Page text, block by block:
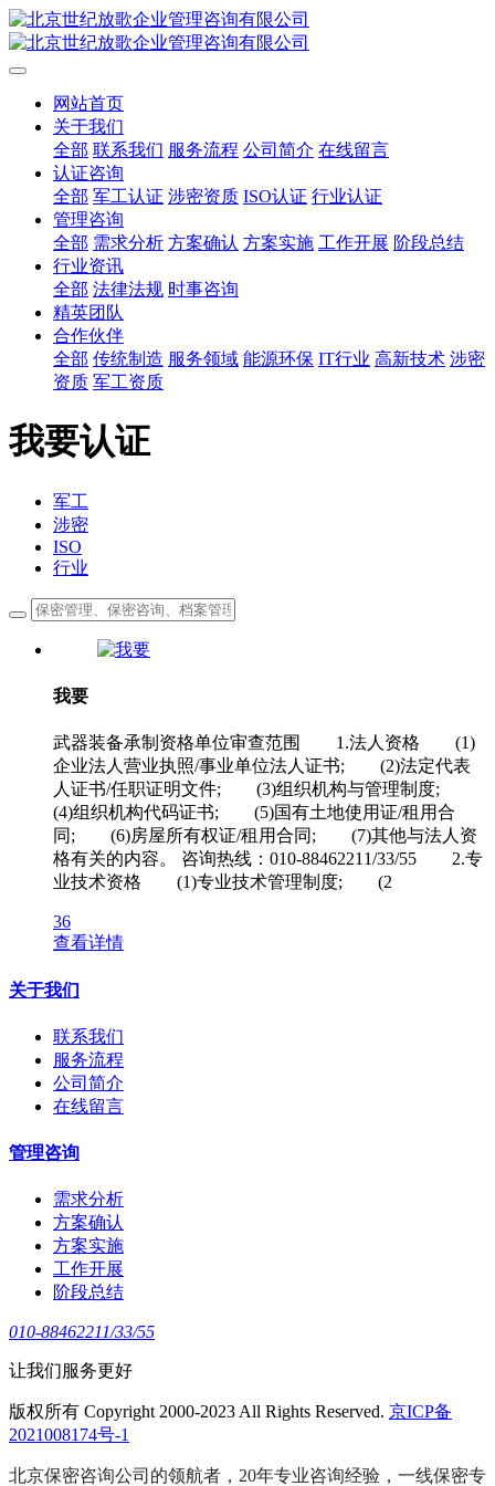
网站首页
关于我们
全部 联系我们 服务流程 公司简介 在线留言
认证咨询
全部 军工认证 涉密资质 ISO认证 行业认证
管理咨询
全部 需求分析 方案确认 方案实施 工作开展 阶段总结
行业资讯
全部 法律法规 时事咨询
精英团队
合作伙伴
全部 传统制造 服务领域 能源环保 IT行业 高新技术 涉密
资质 军工资质
我要认证
军工
涉密
ISO
行业
我要
武器装备承制资格单位审查范围 1.法人资格 (1)
企业法人营业执照/事业单位法人证书; (2)法定代表
人证书/任职证明文件; (3)组织机构与管理制度;
(4)组织机构代码证书; (5)国有土地使用证/租用合
同; (6)房屋所有权证/租用合同; (7)其他与法人资
格有关的内容。 咨询热线：010-88462211/33/55 2.专
业技术资格 (1)专业技术管理制度; (2
36
查看详情
关于我们
联系我们
服务流程
公司简介
在线留言
管理咨询
需求分析
方案确认
方案实施
工作开展
阶段总结
010-88462211/33/55
让我们服务更好
版权所有 Copyright 2000-2023 All Rights Reserved. 京ICP备
2021008174号-1
北京保密咨询公司的领航者，20年专业咨询经验，一线保密专